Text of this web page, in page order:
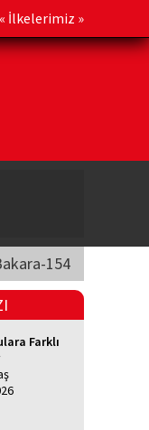
İlkelerimiz »
154
Farklı